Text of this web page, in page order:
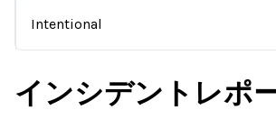
Intentional
インシデントレポ